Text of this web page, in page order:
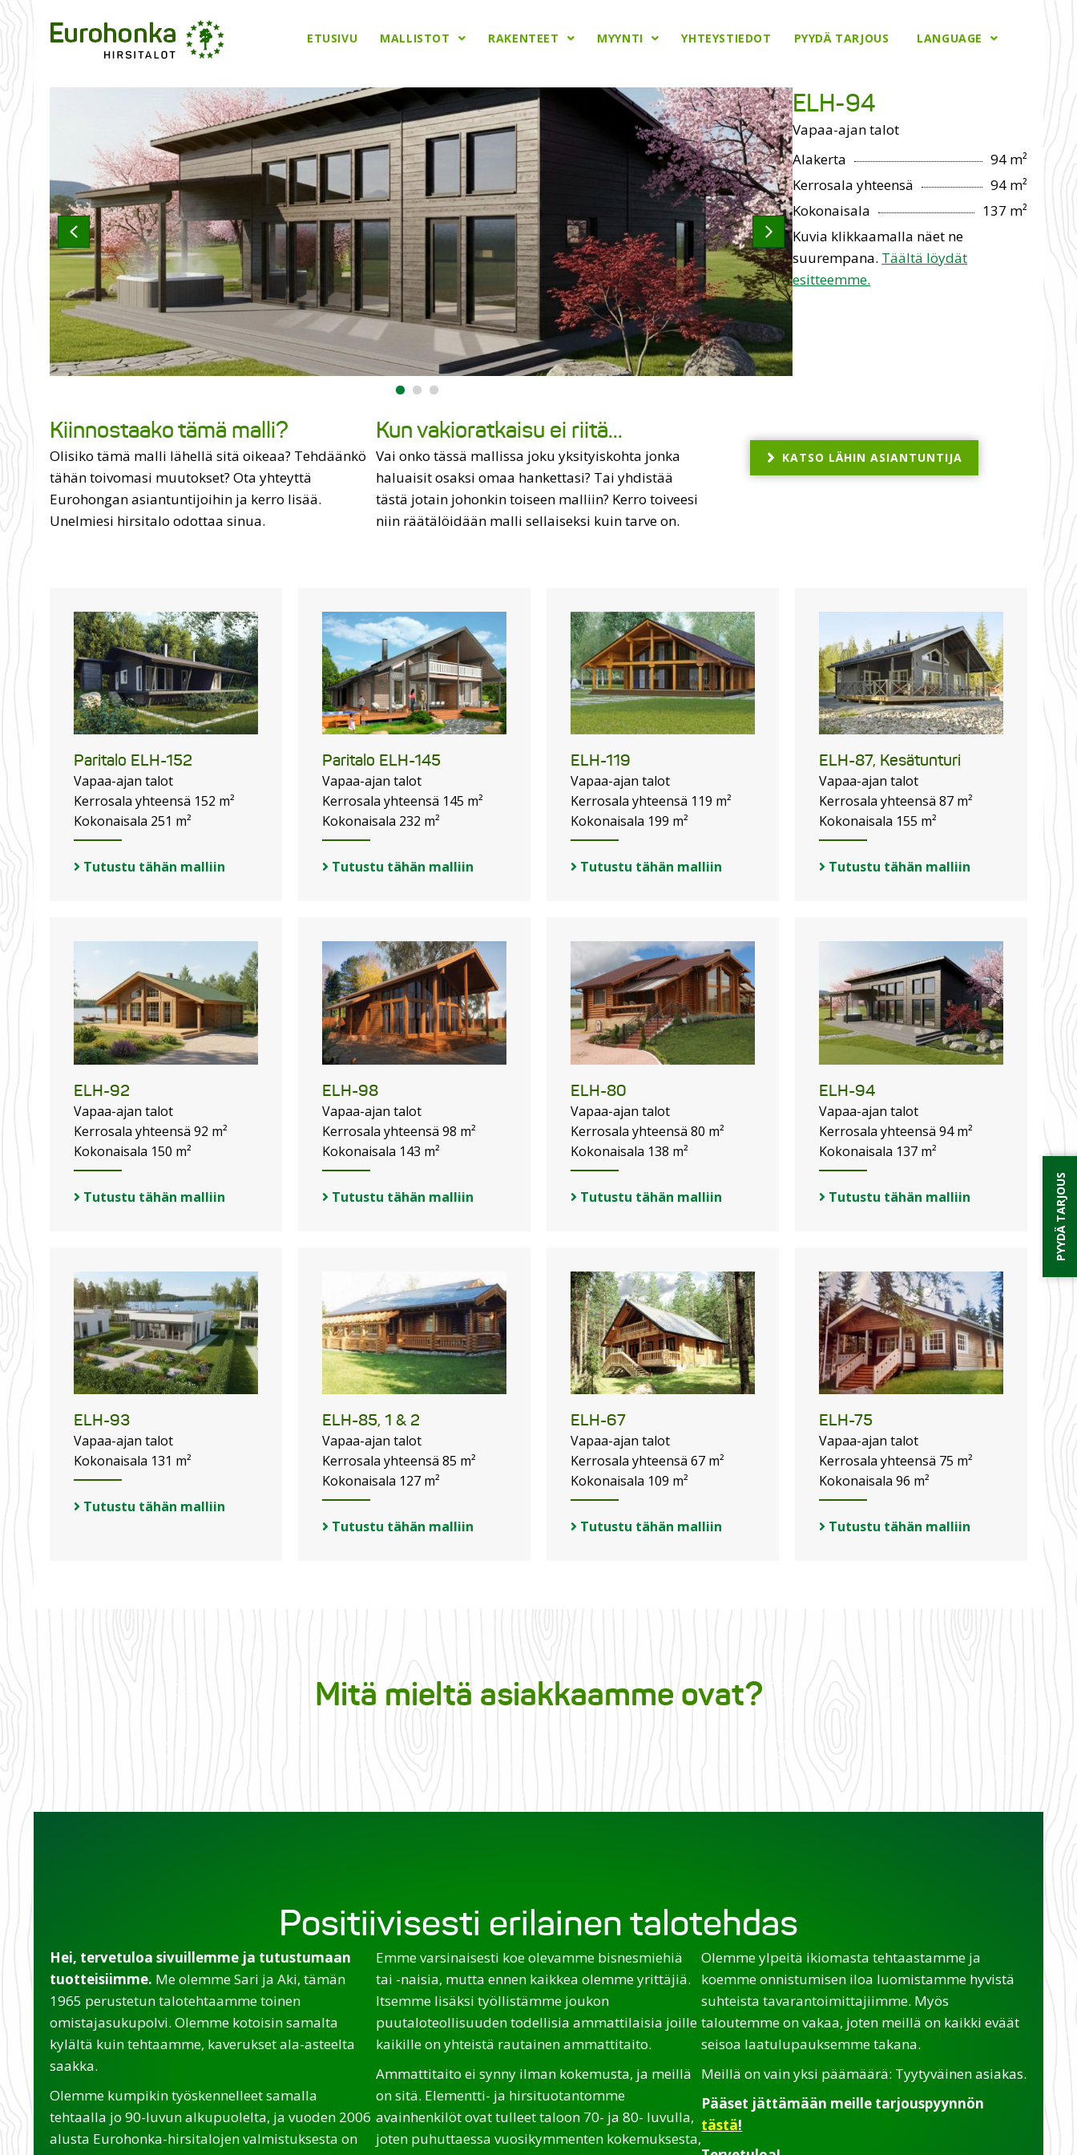
ETUSIVU MALLISTOT RAKENTEET MYYNTI YHTEYSTIEDOT PYYDÄ TARJOUS LANGUAGE
ELH-94
Vapaa-ajan talot
Alakerta
94 m²
Kerrosala yhteensä
94 m²
Kokonaisala
137 m²
Kuvia klikkaamalla näet ne
suurempana. Täältä löydät
esitteemme.
Kiinnostaako tämä malli?
Olisiko tämä malli lähellä sitä oikeaa? Tehdäänkö
tähän toivomasi muutokset? Ota yhteyttä
Eurohongan asiantuntijoihin ja kerro lisää.
Unelmiesi hirsitalo odottaa sinua.
Kun vakioratkaisu ei riitä...
Vai onko tässä mallissa joku yksityiskohta jonka
haluaisit osaksi omaa hankettasi? Tai yhdistää
tästä jotain johonkin toiseen malliin? Kerro toiveesi
niin räätälöidään malli sellaiseksi kuin tarve on.
KATSO LÄHIN ASIANTUNTIJA
Paritalo ELH-152
Vapaa-ajan talot
Kerrosala yhteensä 152 m²
Kokonaisala 251 m²
Tutustu tähän malliin
Paritalo ELH-145
Vapaa-ajan talot
Kerrosala yhteensä 145 m²
Kokonaisala 232 m²
Tutustu tähän malliin
ELH-119
Vapaa-ajan talot
Kerrosala yhteensä 119 m²
Kokonaisala 199 m²
Tutustu tähän malliin
ELH-87, Kesätunturi
Vapaa-ajan talot
Kerrosala yhteensä 87 m²
Kokonaisala 155 m²
Tutustu tähän malliin
ELH-92
Vapaa-ajan talot
Kerrosala yhteensä 92 m²
Kokonaisala 150 m²
Tutustu tähän malliin
ELH-98
Vapaa-ajan talot
Kerrosala yhteensä 98 m²
Kokonaisala 143 m²
Tutustu tähän malliin
ELH-80
Vapaa-ajan talot
Kerrosala yhteensä 80 m²
Kokonaisala 138 m²
Tutustu tähän malliin
ELH-94
Vapaa-ajan talot
Kerrosala yhteensä 94 m²
Kokonaisala 137 m²
Tutustu tähän malliin
ELH-93
Vapaa-ajan talot
Kokonaisala 131 m²
Tutustu tähän malliin
ELH-85, 1 & 2
Vapaa-ajan talot
Kerrosala yhteensä 85 m²
Kokonaisala 127 m²
Tutustu tähän malliin
ELH-67
Vapaa-ajan talot
Kerrosala yhteensä 67 m²
Kokonaisala 109 m²
Tutustu tähän malliin
ELH-75
Vapaa-ajan talot
Kerrosala yhteensä 75 m²
Kokonaisala 96 m²
Tutustu tähän malliin
Mitä mieltä asiakkaamme ovat?
PYYDÄ TARJOUS
Positiivisesti erilainen talotehdas
Hei, tervetuloa sivuillemme ja tutustumaan
tuotteisiimme. Me olemme Sari ja Aki, tämän
1965 perustetun talotehtaamme toinen
omistajasukupolvi. Olemme kotoisin samalta
kylältä kuin tehtaamme, kaverukset ala-asteelta
saakka.
Olemme kumpikin työskennelleet samalla
tehtaalla jo 90-luvun alkupuolelta, ja vuoden 2006
alusta Eurohonka-hirsitalojen valmistuksesta on
Emme varsinaisesti koe olevamme bisnesmiehiä
tai -naisia, mutta ennen kaikkea olemme yrittäjiä.
Itsemme lisäksi työllistämme joukon
puutaloteollisuuden todellisia ammattilaisia joille
kaikille on yhteistä rautainen ammattitaito.
Ammattitaito ei synny ilman kokemusta, ja meillä
on sitä. Elementti- ja hirsituotantomme
avainhenkilöt ovat tulleet taloon 70- ja 80- luvulla,
joten puhuttaessa vuosikymmenten kokemuksesta,
Olemme ylpeitä ikiomasta tehtaastamme ja
koemme onnistumisen iloa luomistamme hyvistä
suhteista tavarantoimittajiimme. Myös
taloutemme on vakaa, joten meillä on kaikki eväät
seisoa laatulupauksemme takana.
Meillä on vain yksi päämäärä: Tyytyväinen asiakas.
Pääset jättämään meille tarjouspyynnön
tästä!